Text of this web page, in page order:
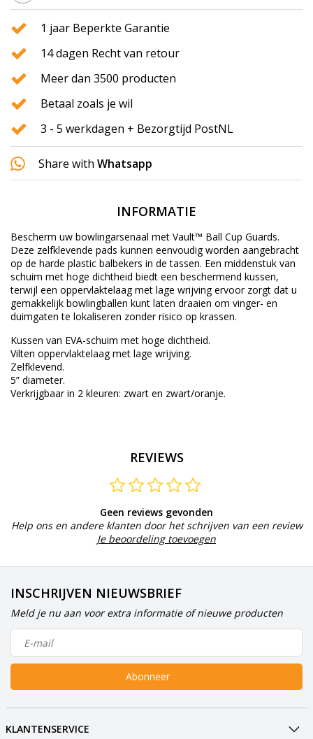
1 jaar Beperkte Garantie
14 dagen Recht van retour
Meer dan 3500 producten
Betaal zoals je wil
3 - 5 werkdagen + Bezorgtijd PostNL
Share with Whatsapp
INFORMATIE
Bescherm uw bowlingarsenaal met Vault™ Ball Cup Guards.
Deze zelfklevende pads kunnen eenvoudig worden aangebracht
op de harde plastic balbekers in de tassen. Een middenstuk van
schuim met hoge dichtheid biedt een beschermend kussen,
terwijl een oppervlaktelaag met lage wrijving ervoor zorgt dat u
gemakkelijk bowlingballen kunt laten draaien om vinger- en
duimgaten te lokaliseren zonder risico op krassen.
Kussen van EVA-schuim met hoge dichtheid.
Vilten oppervlaktelaag met lage wrijving.
Zelfklevend.
5” diameter.
Verkrijgbaar in 2 kleuren: zwart en zwart/oranje.
REVIEWS
Geen reviews gevonden
Help ons en andere klanten door het schrijven van een review
Je beoordeling toevoegen
INSCHRIJVEN NIEUWSBRIEF
Meld je nu aan voor extra informatie of nieuwe producten
Abonneer
KLANTENSERVICE